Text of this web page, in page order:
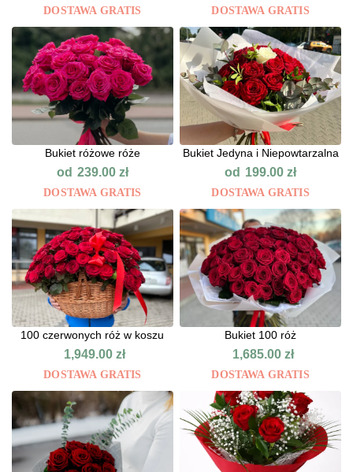
DOSTAWA GRATIS DOSTAWA GRATIS
Bukiet różowe róże
od 239.00 zł
DOSTAWA GRATIS
Bukiet Jedyna i Niepowtarzalna
od 199.00zł
DOSTAWA GRATIS
100 czerwonych róż w koszu
1,949.00zł
DOSTAWA GRATIS
Bukiet 100 róż
1,685.00 zł
DOSTAWA GRATIS